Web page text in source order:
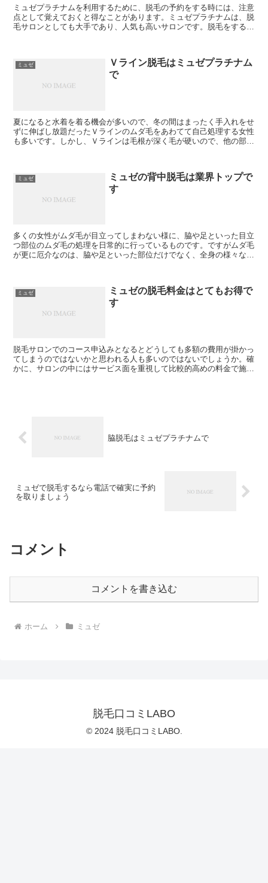
ミュゼプラチナムを利用するために、脱毛の予約をする時には、注意
点として覚えておくと得なことがあります。ミュゼプラチナムは、脱
毛サロンとしても大手であり、人気も高いサロンです。脱毛をするた
ミュゼ
Ｖライン脱毛はミュゼプラチナム
で
夏になると水着を着る機会が多いので、冬の間はまったく手入れをせ
ずに伸ばし放題だったＶラインのムダ毛をあわてて自己処理する女性
も多いです。しかし、Ｖラインは毛根が深く毛が硬いので、他の部位
ミュゼ
ミュゼの背中脱毛は業界トップで
す
多くの女性がムダ毛が目立ってしまわない様に、脇や足といった目立
つ部位のムダ毛の処理を日常的に行っているものです。ですがムダ毛
が更に厄介なのは、脇や足といった部位だけでなく、全身の様々な箇
ミュゼ
ミュゼの脱毛料金はとてもお得で
す
脱毛サロンでのコース申込みとなるとどうしても多額の費用が掛かっ
てしまうのではないかと思われる人も多いのではないでしょうか。確
かに、サロンの中にはサービス面を重視して比較的高めの料金で施術
脇脱毛はミュゼプラチナムで
ミュゼで脱毛するなら電話で確実に予約
を取りましょう
コメント
コメントを書き込む
ホーム ミュゼ
脱毛口コミLABO
© 2024 脱毛口コミLABO.